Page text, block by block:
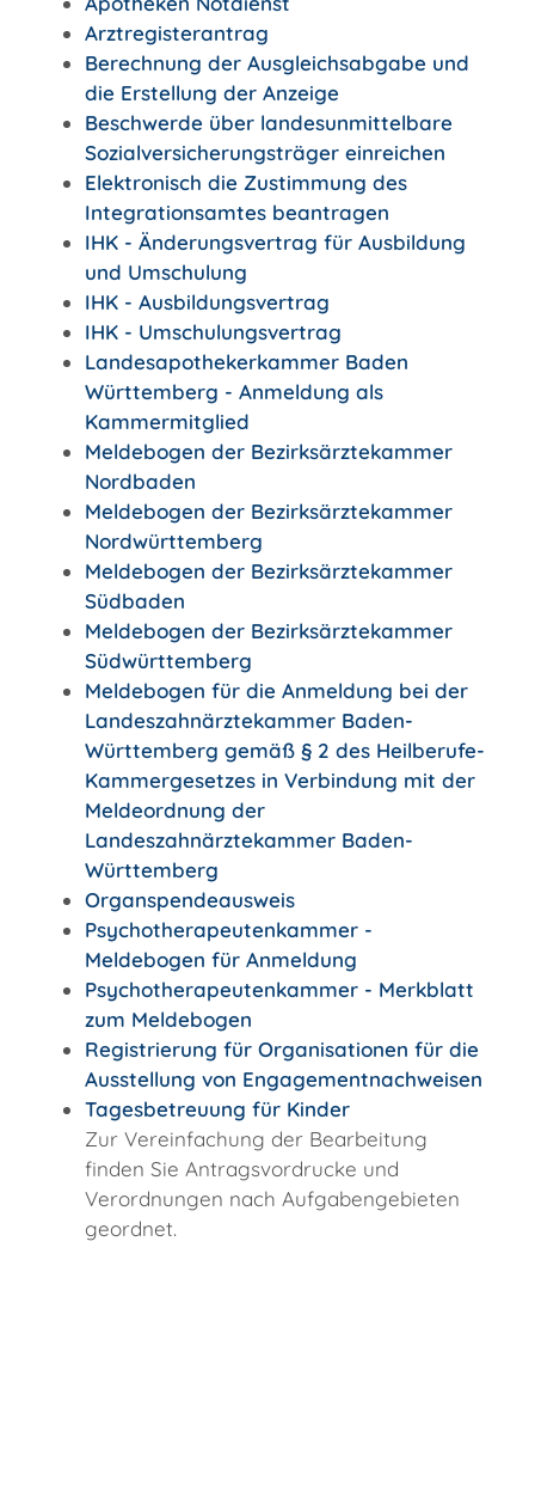
Arztregisterantrag
Berechnung der Ausgleichsabgabe und
die Erstellung der Anzeige
Beschwerde über landesunmittelbare
Sozialversicherungsträger einreichen
Elektronisch die Zustimmung des
Integrationsamtes beantragen
IHK - Änderungsvertrag für Ausbildung
und Umschulung
IHK - Ausbildungsvertrag
IHK - Umschulungsvertrag
Landesapothekerkammer Baden
Württemberg - Anmeldung als
Kammermitglied
Meldebogen der Bezirksärztekammer
Nordbaden
Meldebogen der Bezirksärztekammer
Nordwürttemberg
Meldebogen der Bezirksärztekammer
Südbaden
Meldebogen der Bezirksärztekammer
Südwürttemberg
Meldebogen für die Anmeldung bei der
Landeszahnärztekammer Baden-
Württemberg gemäß § 2 des Heilberufe-
Kammergesetzes in Verbindung mit der
Meldeordnung der
Landeszahnärztekammer Baden-
Württemberg
Organspendeausweis
Psychotherapeutenkammer -
Meldebogen für Anmeldung
Psychotherapeutenkammer - Merkblatt
zum Meldebogen
Registrierung für Organisationen für die
Ausstellung von Engagementnachweisen
Tagesbetreuung für Kinder
Zur Vereinfachung der Bearbeitung
finden Sie Antragsvordrucke und
Verordnungen nach Aufgabengebieten
geordnet.